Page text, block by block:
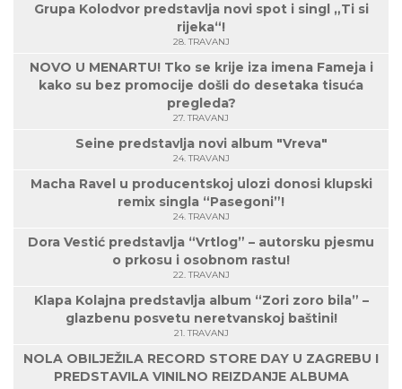
Grupa Kolodvor predstavlja novi spot i singl „Ti si
rijeka“!
28. TRAVANJ
NOVO U MENARTU! Tko se krije iza imena Fameja i
kako su bez promocije došli do desetaka tisuća
pregleda?
27. TRAVANJ
Seine predstavlja novi album "Vreva"
24. TRAVANJ
Macha Ravel u producentskoj ulozi donosi klupski
remix singla “Pasegoni”!
24. TRAVANJ
Dora Vestić predstavlja “Vrtlog” – autorsku pjesmu
o prkosu i osobnom rastu!
22. TRAVANJ
Klapa Kolajna predstavlja album “Zori zoro bila” –
glazbenu posvetu neretvanskoj baštini!
21. TRAVANJ
NOLA OBILJEŽILA RECORD STORE DAY U ZAGREBU I
PREDSTAVILA VINILNO REIZDANJE ALBUMA